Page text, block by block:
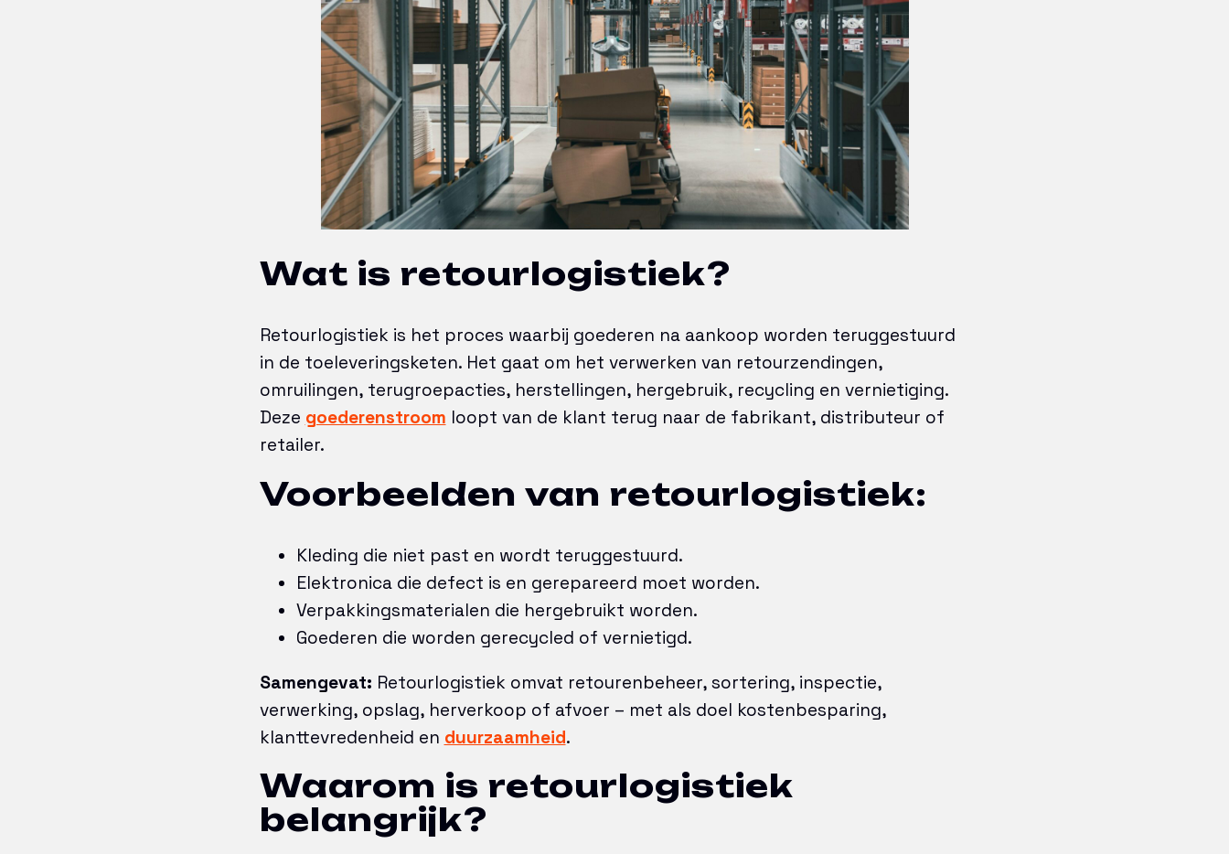
Wat is retourlogistiek?
Retourlogistiek is het proces waarbij goederen na aankoop worden teruggestuurd
in de toeleveringsketen. Het gaat om het verwerken van retourzendingen,
omruilingen, terugroepacties, herstellingen, hergebruik, recycling en vernietiging.
Deze goederenstroom loopt van de klant terug naar de fabrikant, distributeur of
retailer.
Voorbeelden van retourlogistiek:
Kleding die niet past en wordt teruggestuurd.
Elektronica die defect is en gerepareerd moet worden.
Verpakkingsmaterialen die hergebruikt worden.
Goederen die worden gerecycled of vernietigd.
Samengevat: Retourlogistiek omvat retourenbeheer, sortering, inspectie,
verwerking, opslag, herverkoop of afvoer – met als doel kostenbesparing,
klanttevredenheid en duurzaamheid.
Waarom is retourlogistiek
belangrijk?